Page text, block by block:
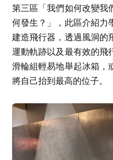
第三區「我們如何改變我
何發生？」，此區介紹力
建造飛行器，透過風洞的
運動軌跡以及最有效的飛
滑輪組輕易地舉起冰箱，
將自己抬到最高的位子。